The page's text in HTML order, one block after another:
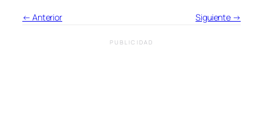
← Anterior Siguiente →
PUBLICIDAD